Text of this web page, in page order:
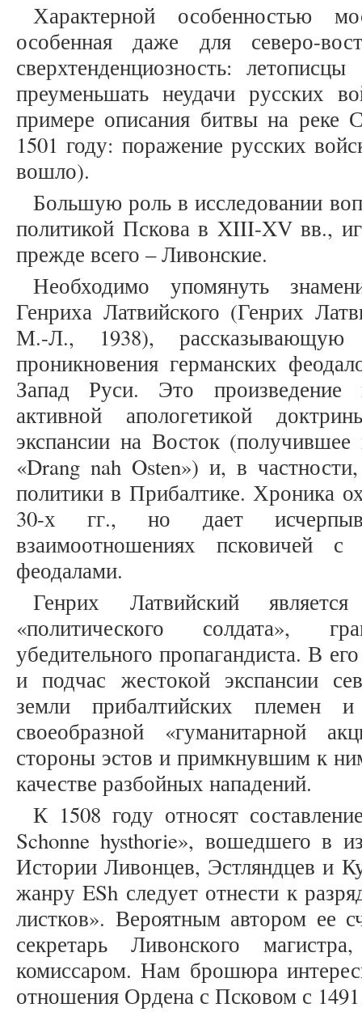
Характерной особенностью
особенная даже для северо-
сверхтенденциозность:
преуменьшать неудачи русских
примере описания битвы на реке
1501 году: поражение русских
вошло).
Большую роль в исследовании
политикой Пскова в XIII-XV вв.,
прежде всего – Ливонские.
Необходимо упомянуть
Генриха Латвийского (Генрих
М.-Л., 1938),
проникновения германских
Запад Руси. Это произведение
активной апологетикой
экспансии на Восток (получившее
«Drang nah Osten») и, в
политики в Прибалтике. Хроника
30-х гг., но дает
взаимоотношениях псковичей
феодалами.
Генрих Латвийский
«политического солдата»,
убедительного пропагандиста. В
и подчас жестокой экспансии
земли прибалтийских племен
своеобразной «гуманитарной
стороны эстов и примкнувшим к
качестве разбойных нападений.
К 1508 году относят
Schonne hysthorie», вошедшего в
Истории Ливонцев, Эстляндцев и
жанру ESh следует отнести к
листков». Вероятным автором ее
секретарь Ливонского
комиссаром. Нам брошюра
отношения Ордена с Псковом с